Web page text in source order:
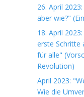
26. April
aber wie?"
18. April
erste Schritte
für alle"
Revolution)
April 2023:
Wie die